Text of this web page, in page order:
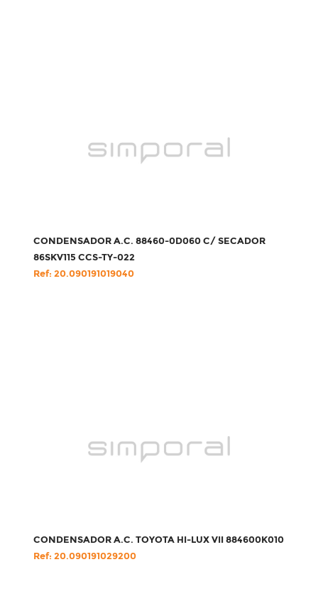
CONDENSADOR A.C. 88460-0D060 C/ SECADOR
86SKV115 CCS-TY-022
Ref: 20.090191019040
CONDENSADOR A.C. TOYOTA HI-LUX VII 884600K010
Ref: 20.090191029200